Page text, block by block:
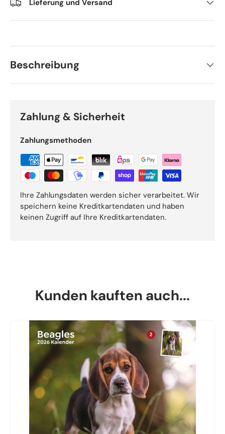
Lieferung und Versand
Beschreibung
Zahlung & Sicherheit
Zahlungsmethoden
Ihre Zahlungsdaten werden sicher verarbeitet. Wir
speichern keine Kreditkartendaten und haben
keinen Zugriff auf Ihre Kreditkartendaten.
Kunden kauften auch...